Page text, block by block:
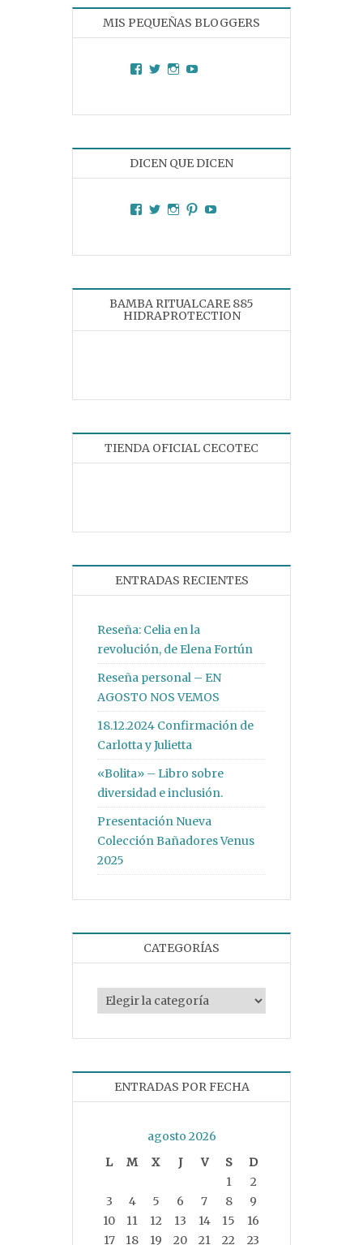
MIS PEQUEÑAS BLOGGERS
Facebook
TwitterInstagram
DICEN QUE DICEN
Facebook
TwitterInstagram
Pinterest
BAMBA RITUALCARE 885
HIDRAPROTECTION
TIENDA OFICIAL CECOTEC
ENTRADAS RECIENTES
Reseña: Celia en la
revolución, de Elena Fortún
Reseña personal – EN
AGOSTO NOS VEMOS
18.12.2024 Confirmación de
Carlotta y Julietta
«Bolita» – Libro sobre
diversidad e inclusión.
Presentación Nueva
Colección Bañadores Venus
2025
CATEGORÍAS
Categorías
ENTRADAS POR FECHA
agosto 2026
L
M X J V S
D
1
2
3
4 5 6 7 8
9
10
11 12 13 14 15
16
17
18 19 20 21 22 23